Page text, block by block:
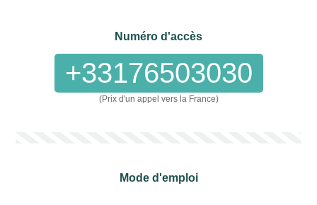
Numéro d'accès
+33176503030
(Prix d'un appel vers la France)
Mode d'emploi